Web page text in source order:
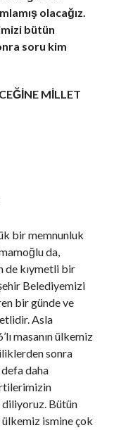
olacağız.
bütün
soru kim
MİLLET
bir memnunluk
da,
de kıymetli bir
Belediyemizi
bir günde ve
Asla
masanın ülkemiz
sonra
daha
Bütün
ismine çok